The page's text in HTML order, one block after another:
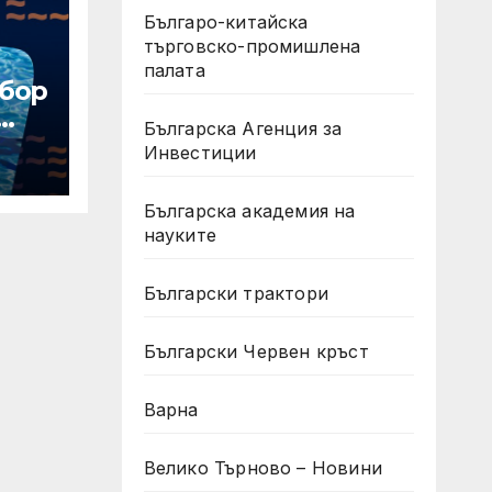
Българо-китайска
търговско-промишлена
палата
Българска Агенция за
Инвестиции
Българска академия на
науките
Български трактори
Български Червен кръст
Варна
Велико Търново – Новини